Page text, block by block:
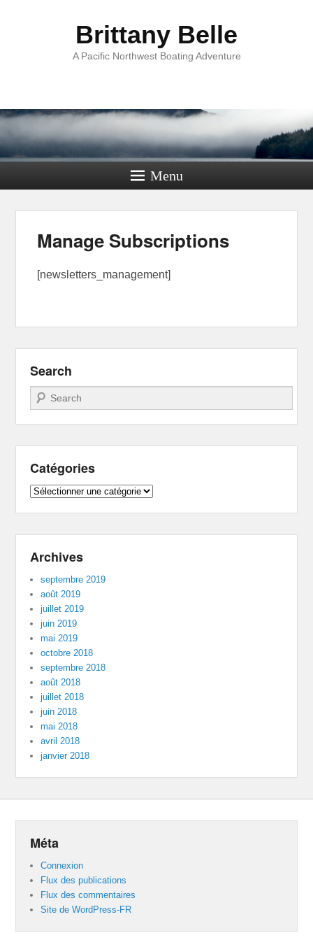
Brittany Belle
A Pacific Northwest Boating Adventure
Menu
Manage Subscriptions
[newsletters_management]
Search
Recherche
Catégories
Catégories
Archives
septembre 2019
août 2019
juillet 2019
juin 2019
mai 2019
octobre 2018
septembre 2018
août 2018
juillet 2018
juin 2018
mai 2018
avril 2018
janvier 2018
Méta
Connexion
Flux des publications
Flux des commentaires
Site de WordPress-FR